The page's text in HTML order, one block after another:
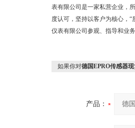
表有限公司是一家私营企业，
度认可，坚持以客户为核心，
仪表有限公司参观、指导和业
如果你对德国EPRO传感器现
产品：